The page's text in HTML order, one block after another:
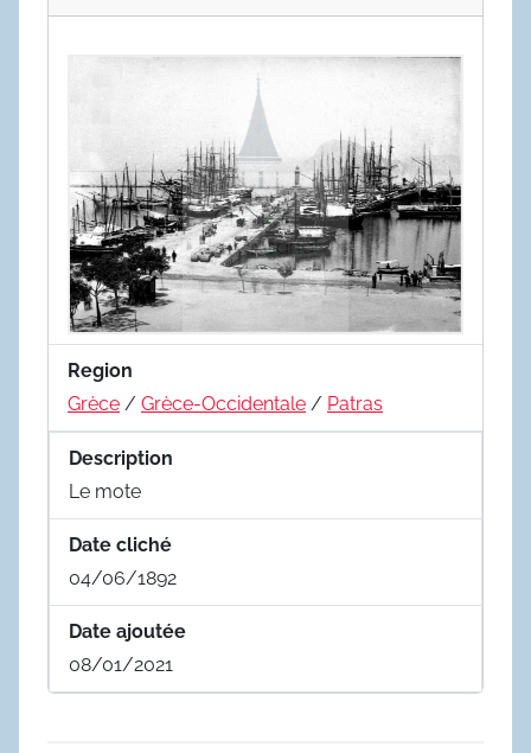
Region
Grèce / Grèce-Occidentale / Patras
Description
Le mote
Date cliché
04/06/1892
Date ajoutée
08/01/2021